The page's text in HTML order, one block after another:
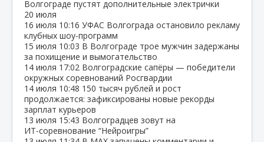
Волгограде пустят дополнительные электрички
20 июля
16 июля 10:16 УФАС Волгограда остановило рекламу
клубных шоу‑программ
15 июля 10:03 В Волгограде трое мужчин задержаны
за похищение и вымогательство
14 июля 17:02 Волгоградские сапёры — победители
окружных соревнований Росгвардии
14 июля 10:48 150 тысяч рублей и рост
продолжается: зафиксированы новые рекорды
зарплат курьеров
13 июля 15:43 Волгоградцев зовут на
ИТ‑соревнование “Нейроигры”